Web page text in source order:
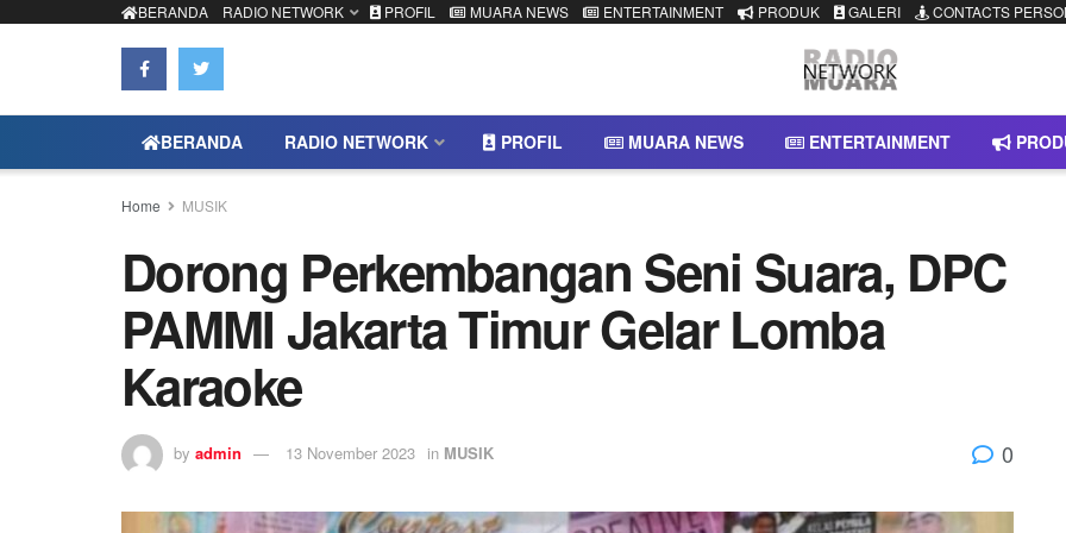
BERANDA RADIO NETWORK PROFIL MUARA NEWS ENTERTAINMENT PRODUK GALERI CONTACTS
BERANDA RADIO NETWORK PROFIL MUARA NEWS ENTERTAINMENT
Home MUSIK
Dorong Perkembangan Seni Suara, DPC
PAMMI Jakarta Timur Gelar Lomba
Karaoke
by admin 13 November 2023 in MUSIK 0